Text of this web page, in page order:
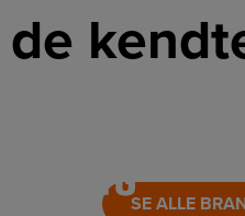
SE ALLE